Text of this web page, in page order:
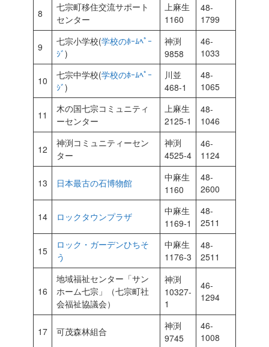
8
七宗町移住交流サポート
センター
上麻生
1160
48-
1799
9 七宗小学校(学校のﾎｰﾑﾍﾟｰ
ｼﾞ)
神渕
9858
46-
1033
10 七宗中学校(学校のﾎｰﾑﾍﾟｰ
ｼﾞ)
川並
468-1
48-
1065
11
木の国七宗コミュニティ
ーセンター
上麻生
2125-1
48-
1046
12
神渕コミュニティーセン
ター
神渕
4525-4
46-
1124
13 日本最古の石博物館
中麻生
1160
48-
2600
14 ロックタウンプラザ
中麻生
1169-1
48-
2511
15
ロック・ガーデンひちそ
う
中麻生
1176-3
48-
2511
16
地域福祉センター「サン
ホーム七宗」（七宗町社
会福祉協議会）
神渕
10327-
1
46-
1294
17 可茂森林組合
神渕
9745
46-
1008